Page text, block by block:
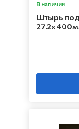
В наличии
Штырь